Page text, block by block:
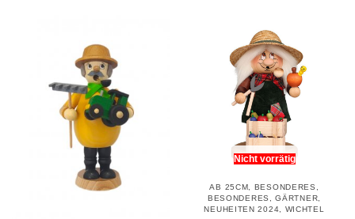
Nicht vorrätig
AB 25CM BESONDERES
BESONDERES
,GÄRTNER
NEUHEITEN 2024
WICHTEL